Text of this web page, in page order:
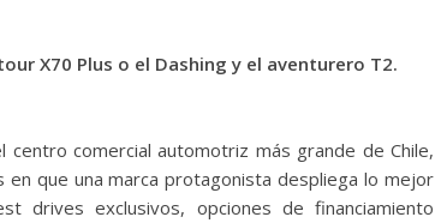
X70 Plus o el Dashing y el aventurero T2.
centro comercial automotriz más grande de Chile,
que una marca protagonista despliega lo mejor
drives exclusivos, opciones de financiamiento